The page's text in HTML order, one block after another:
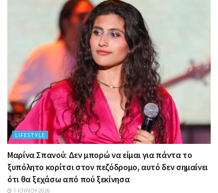
LIFESTYLE
Μαρίνα Σπανού: Δεν μπορώ να είμαι για πάντα το
ξυπόλητο κορίτσι στον πεζόδρομο, αυτό δεν σημαίνει
ότι θα ξεχάσω από πού ξεκίνησα
1 ΙΟΥΛΊΟΥ 2026